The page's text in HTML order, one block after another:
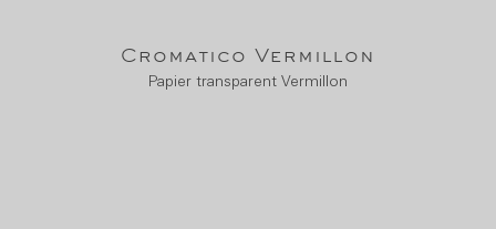
Cromatico Vermillon
Papier transparent Vermillon